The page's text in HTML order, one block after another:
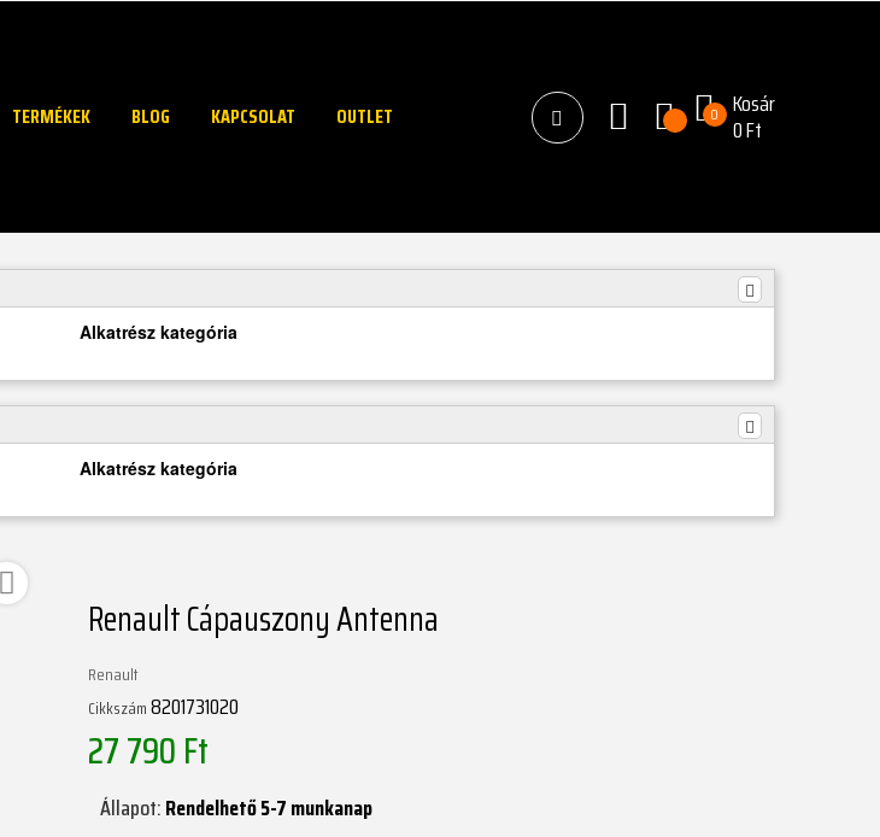
TERMÉKEK BLOG KAPCSOLAT OUTLET 0 Kosár
0 Ft
Alkatrész kategória
Alkatrész kategória

Renault Cápauszony Antenna
Renault
Cikkszám8201731020
27 790 Ft
Állapot:Rendelhető 5-7 munkanap